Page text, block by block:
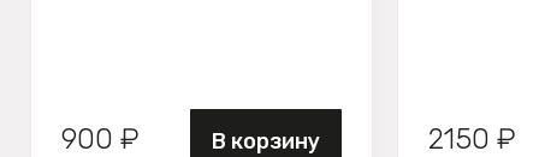
900 ₽ В корзину 2150 ₽